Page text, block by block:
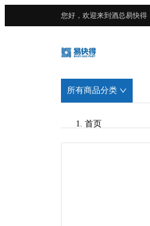
您好，欢迎来到酒总易快得
所有商品分类
首页